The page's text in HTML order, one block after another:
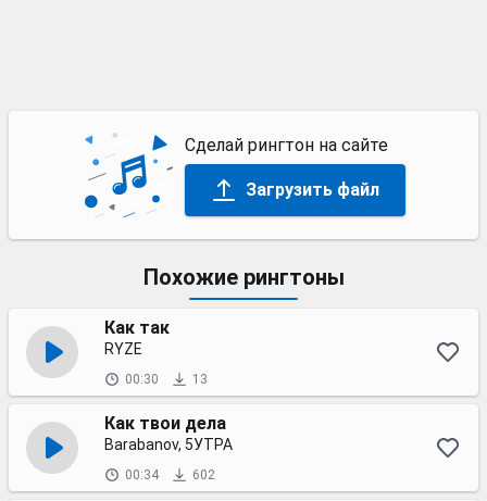
Сделай рингтон на сайте
Загрузить файл
Похожие рингтоны
Как так
RYZE
00:30 13
Как твои дела
Barabanov, 5УТРА
00:34 602